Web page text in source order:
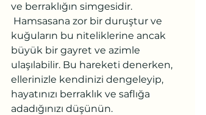
ve berraklığın simgesidir.
Hamsasana zor bir duruştur ve
kuğuların bu niteliklerine ancak
büyük bir gayret ve azimle
ulaşılabilir. Bu hareketi denerken,
ellerinizle kendinizi dengeleyip,
hayatınızı berraklık ve saflığa
adadığınızı düşünün.